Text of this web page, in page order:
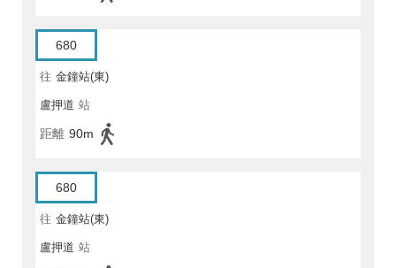
680
往 金鐘站(東)
盧押道 站
距離 90m
680
往 金鐘站(東)
盧押道 站